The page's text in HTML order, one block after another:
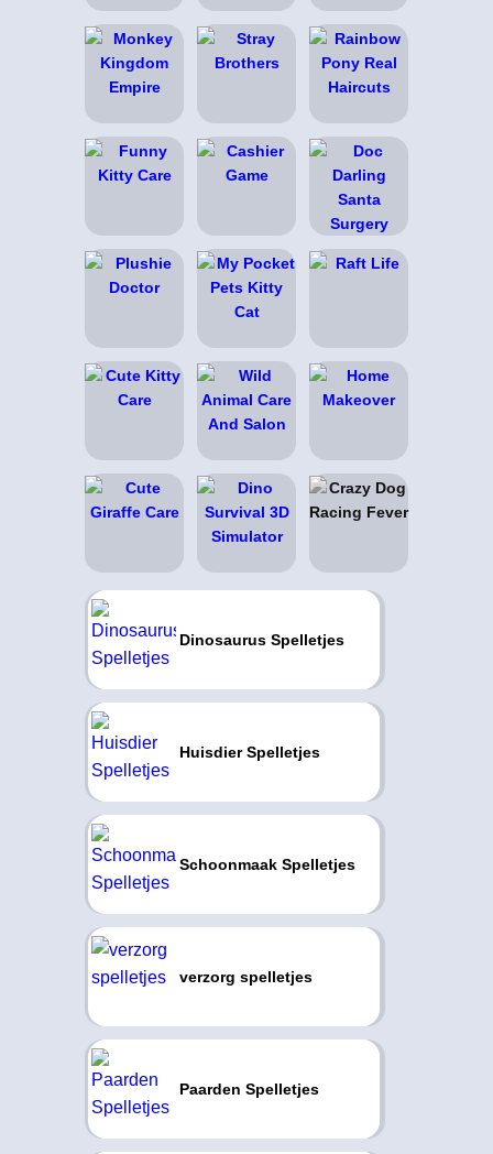
Dinosaurus Spelletjes
Huisdier Spelletjes
Schoonmaak Spelletjes
verzorg spelletjes
Paarden Spelletjes